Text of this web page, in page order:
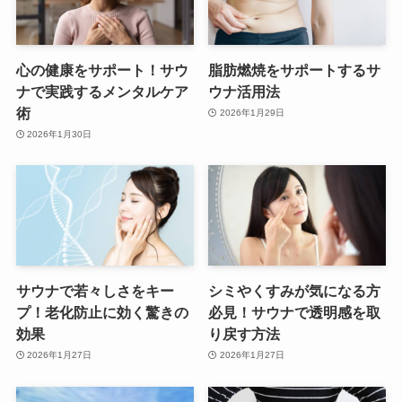
心の健康をサポート！サウ
ナで実践するメンタルケア
術
2026年1月30日
脂肪燃焼をサポートするサ
ウナ活用法
2026年1月29日
サウナで若々しさをキー
プ！老化防止に効く驚きの
効果
2026年1月27日
シミやくすみが気になる方
必見！サウナで透明感を取
り戻す方法
2026年1月27日